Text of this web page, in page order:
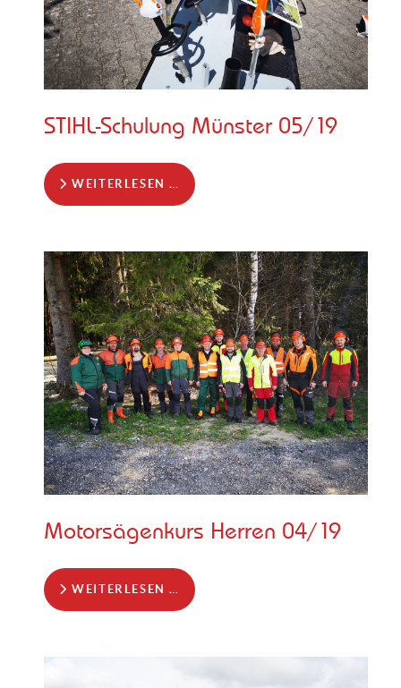
STIHL-Schulung Münster 05/19
WEITERLESEN …
Motorsägenkurs Herren 04/19
WEITERLESEN …